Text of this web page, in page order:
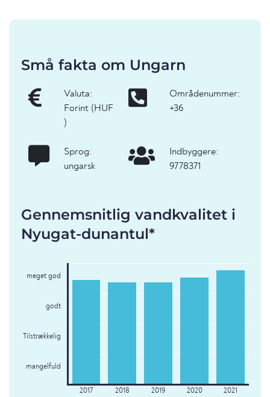
Små fakta om Ungarn
Valuta:
Forint (HUF
)
Områdenummer:
+36
Sprog:
ungarsk
Indbyggere:
9778371
Gennemsnitlig vandkvalitet i
Nyugat-dunantul*
meget god
godt
Tilstrækkelig
mangelfuld